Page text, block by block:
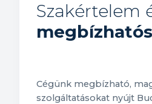
Szakértelem
Cégünk megbízható,
szolgáltatásokat nyújt